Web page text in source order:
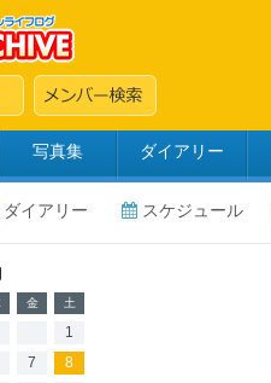
写真集 ダイアリー
ダイアリー スケジュール
金 土
1
7
8